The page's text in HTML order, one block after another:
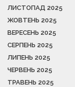
ЛИСТОПАД 2025
ЖОВТЕНЬ 2025
ВЕРЕСЕНЬ 2025
СЕРПЕНЬ 2025
ЛИПЕНЬ 2025
ЧЕРВЕНЬ 2025
ТРАВЕНЬ 2025